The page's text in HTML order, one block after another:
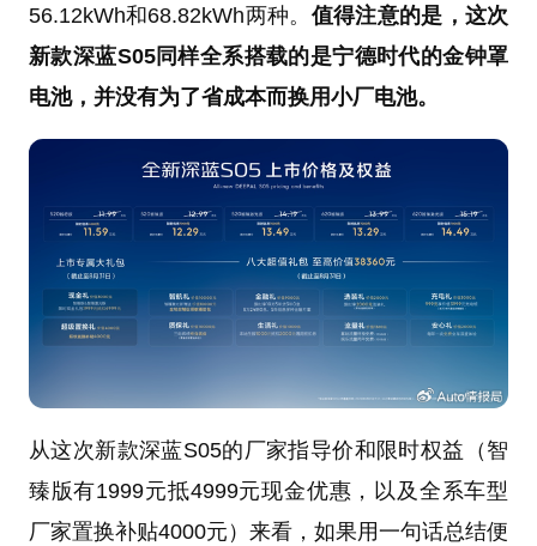
56.12kWh和68.82kWh两种。 值得注意的是，这次
新款深蓝S05同样全系搭载的是宁德时代的金钟罩
电池，并没有为了省成本而换用小厂电池。
从这次新款深蓝S05的厂家指导价和限时权益（智
臻版有1999元抵4999元现金优惠，以及全系车型
厂家置换补贴4000元）来看，如果用一句话总结便